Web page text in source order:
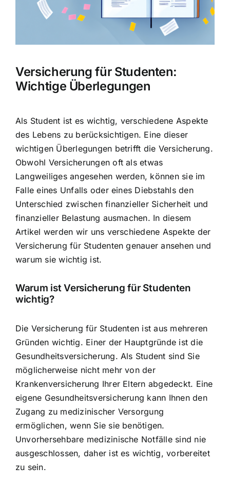
Hausratversicherung
Weitere Tarifvergleiche
Versicherung für Studenten:
Wichtige Überlegungen
Als Student ist es wichtig, verschiedene Aspekte
des Lebens zu berücksichtigen. Eine dieser
wichtigen Überlegungen betrifft die Versicherung.
Obwohl Versicherungen oft als etwas
Langweiliges angesehen werden, können sie im
Falle eines Unfalls oder eines Diebstahls den
Unterschied zwischen finanzieller Sicherheit und
finanzieller Belastung ausmachen. In diesem
Artikel werden wir uns verschiedene Aspekte der
Versicherung für Studenten genauer ansehen und
warum sie wichtig ist.
Warum ist Versicherung für Studenten
wichtig?
Die Versicherung für Studenten ist aus mehreren
Gründen wichtig. Einer der Hauptgründe ist die
Gesundheitsversicherung. Als Student sind Sie
möglicherweise nicht mehr von der
Krankenversicherung Ihrer Eltern abgedeckt. Eine
eigene Gesundheitsversicherung kann Ihnen den
Zugang zu medizinischer Versorgung
ermöglichen, wenn Sie sie benötigen.
Unvorhersehbare medizinische Notfälle sind nie
ausgeschlossen, daher ist es wichtig, vorbereitet
zu sein.